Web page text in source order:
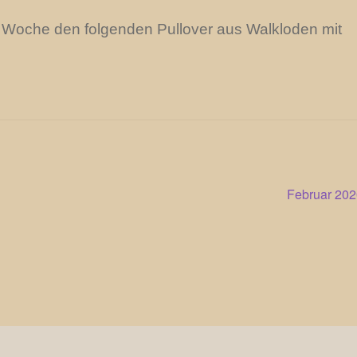
den folgenden Pullover aus Walkloden mit
Nächster
Februar